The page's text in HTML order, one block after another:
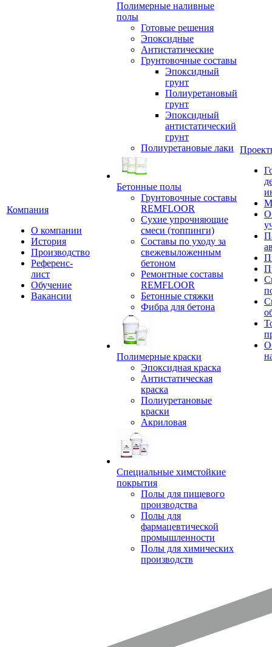
Компания
О компании
История
Производство
Референс-
лист
Обучение
Вакансии
Полимерные наливные
полы
Готовые решения
Эпоксидные
Антистатические
Грунтовочные составы
Эпоксидный
грунт
Полиуретановый
грунт
Эпоксидный
антистатический
грунт
Полиуретановые лаки
Бетонные полы
Грунтовочные составы
REMFLOOR
Сухие упрочняющие
смеси (топпинги)
Составы по уходу за
свежевыложенным
бетоном
Ремонтные составы
REMFLOOR
Бетонные стяжки
Фибра для бетона
Полимерные краски
Эпоксидная краска
Антистатическая
краска
Полиуретановые
краски
Акриловая
Специальные химстойкие
покрытия
Полы для пищевого
производства
Полы для
фармацевтической
промышленности
Полы для химических
производств